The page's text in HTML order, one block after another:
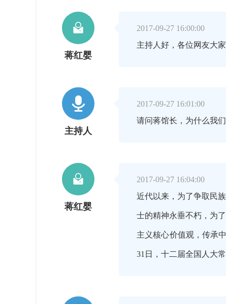

蒋红婴
2017-09-27 16:00:00
主持人好，各位网友大家

主持人
2017-09-27 16:01:00
请问蒋馆长，为什么我

蒋红婴
2017-09-27 16:04:00
近代以来，为了争取民
士的精神永垂不朽，为
主义核心价值观，传承
31日，十二届全国人大